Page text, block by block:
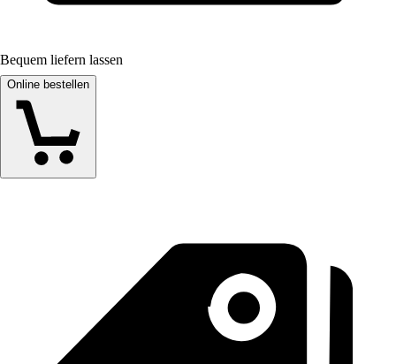
Bequem liefern lassen
Online bestellen